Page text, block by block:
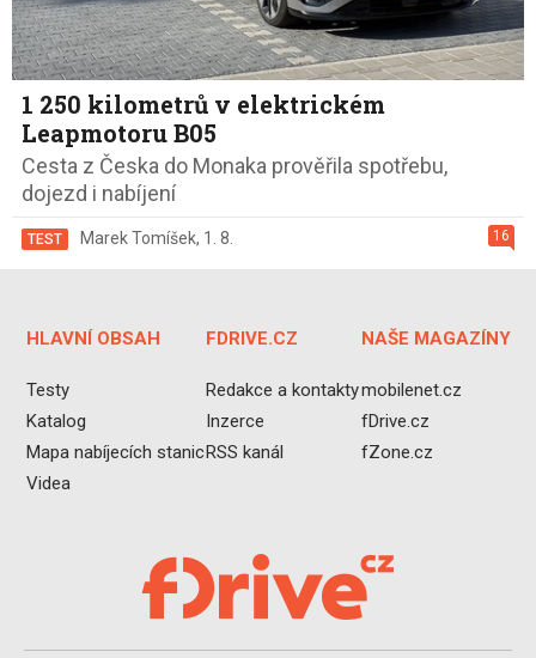
1 250 kilometrů v elektrickém
Leapmotoru B05
Cesta z Česka do Monaka prověřila spotřebu,
dojezd i nabíjení
16
TEST Marek Tomíšek, 1. 8.
HLAVNÍ OBSAH
Testy
Katalog
Mapa nabíjecích stanic
Videa
FDRIVE.CZ
Redakce a kontakty
Inzerce
RSS kanál
NAŠE MAGAZÍNY
mobilenet.cz
fDrive.cz
fZone.cz